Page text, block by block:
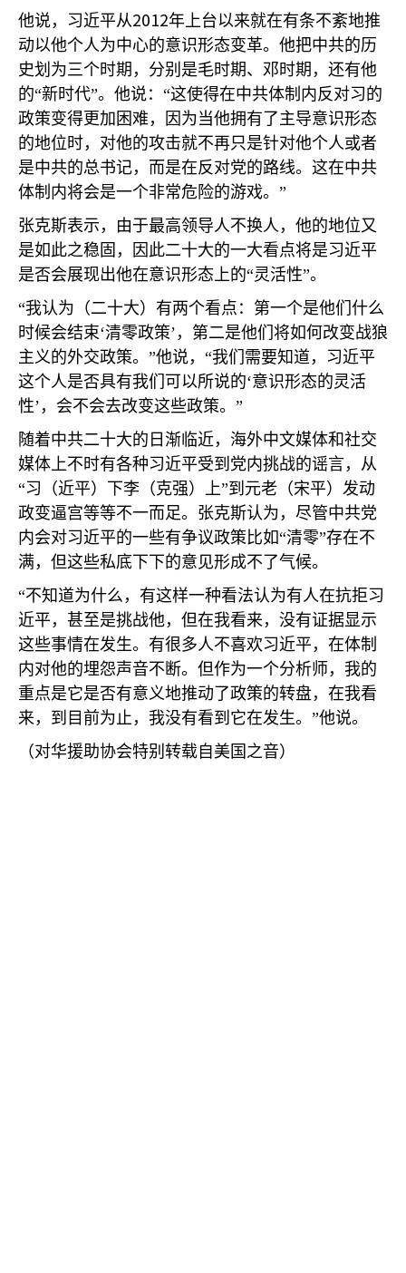
他说，习近平从2012年上台以来就在有条不紊地推
动以他个人为中心的意识形态变革。他把中共的历
史划为三个时期，分别是毛时期、邓时期，还有他
的“新时代”。他说：“这使得在中共体制内反对习的
政策变得更加困难，因为当他拥有了主导意识形态
的地位时，对他的攻击就不再只是针对他个人或者
是中共的总书记，而是在反对党的路线。这在中共
体制内将会是一个非常危险的游戏。”
张克斯表示，由于最高领导人不换人，他的地位又
是如此之稳固，因此二十大的一大看点将是习近平
是否会展现出他在意识形态上的“灵活性”。
“我认为（二十大）有两个看点：第一个是他们什么
时候会结束‘清零政策’，第二是他们将如何改变战狼
主义的外交政策。”他说，“我们需要知道，习近平
这个人是否具有我们可以所说的‘意识形态的灵活
性’，会不会去改变这些政策。”
随着中共二十大的日渐临近，海外中文媒体和社交
媒体上不时有各种习近平受到党内挑战的谣言，从
“习（近平）下李（克强）上”到元老（宋平）发动
政变逼宫等等不一而足。张克斯认为，尽管中共党
内会对习近平的一些有争议政策比如“清零”存在不
满，但这些私底下下的意见形成不了气候。
“不知道为什么，有这样一种看法认为有人在抗拒习
近平，甚至是挑战他，但在我看来，没有证据显示
这些事情在发生。有很多人不喜欢习近平，在体制
内对他的埋怨声音不断。但作为一个分析师，我的
重点是它是否有意义地推动了政策的转盘，在我看
来，到目前为止，我没有看到它在发生。”他说。
（对华援助协会特别转载自美国之音）